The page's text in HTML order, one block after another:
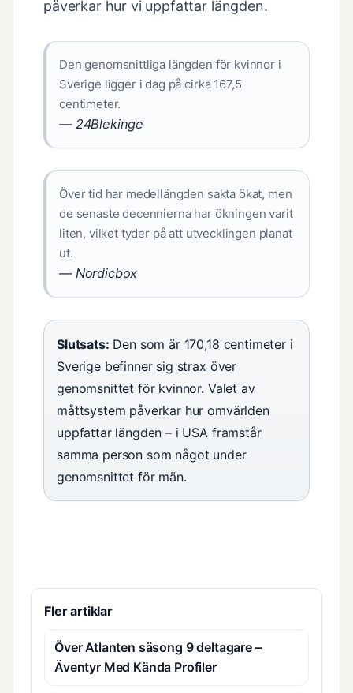
påverkar hur vi uppfattar längden.
Den genomsnittliga längden för kvinnor i
Sverige ligger i dag på cirka 167,5
centimeter.
— 24Blekinge
Över tid har medellängden sakta ökat, men
de senaste decennierna har ökningen varit
liten, vilket tyder på att utvecklingen planat
ut.
— Nordicbox
Slutsats: Den som är 170,18 centimeter i
Sverige befinner sig strax över
genomsnittet för kvinnor. Valet av
måttsystem påverkar hur omvärlden
uppfattar längden – i USA framstår
samma person som något under
genomsnittet för män.
Fler artiklar
Över Atlanten säsong 9 deltagare –
Äventyr Med Kända Profiler